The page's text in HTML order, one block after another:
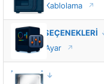
Standart Kablolama
TUNING SEÇENEKLERİ
Standart Ayar
İŞLEMCİ